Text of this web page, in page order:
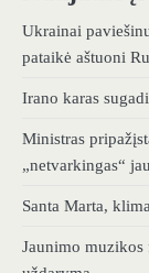
Ukrainai
pataikė aštuoni
Irano karas
Ministras
„netvarkingas“
Santa Marta,
Jaunimo